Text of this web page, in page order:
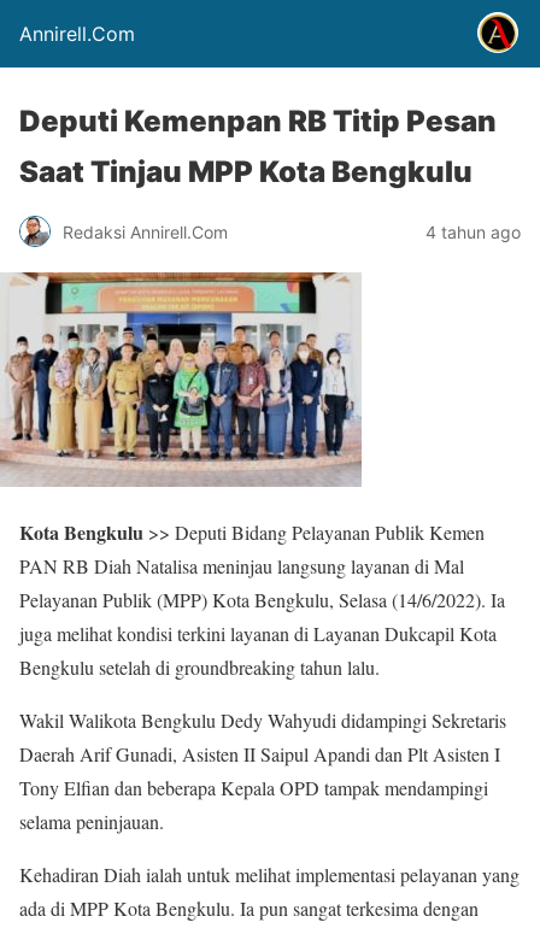
Annirell.Com
Deputi Kemenpan RB Titip Pesan
Saat Tinjau MPP Kota Bengkulu
Redaksi Annirell.Com 4 tahun ago
Kota Bengkulu >> Deputi Bidang Pelayanan Publik Kemen
PAN RB Diah Natalisa meninjau langsung layanan di Mal
Pelayanan Publik (MPP) Kota Bengkulu, Selasa (14/6/2022). Ia
juga melihat kondisi terkini layanan di Layanan Dukcapil Kota
Bengkulu setelah di groundbreaking tahun lalu.
Wakil Walikota Bengkulu Dedy Wahyudi didampingi Sekretaris
Daerah Arif Gunadi, Asisten II Saipul Apandi dan Plt Asisten I
Tony Elfian dan beberapa Kepala OPD tampak mendampingi
selama peninjauan.
Kehadiran Diah ialah untuk melihat implementasi pelayanan yang
ada di MPP Kota Bengkulu. Ia pun sangat terkesima dengan